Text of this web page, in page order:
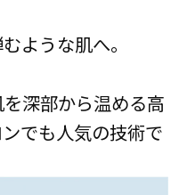
ような肌へ。
を深部から温める高
でも人気の技術で